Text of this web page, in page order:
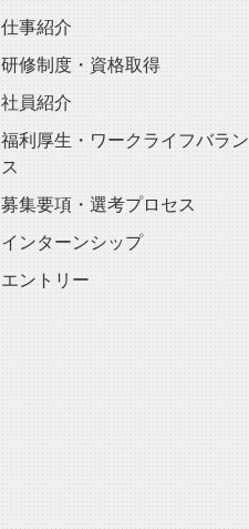
仕事紹介
研修制度・資格取得
社員紹介
福利厚生・ワークライフバラン
ス
募集要項・選考プロセス
インターンシップ
エントリー